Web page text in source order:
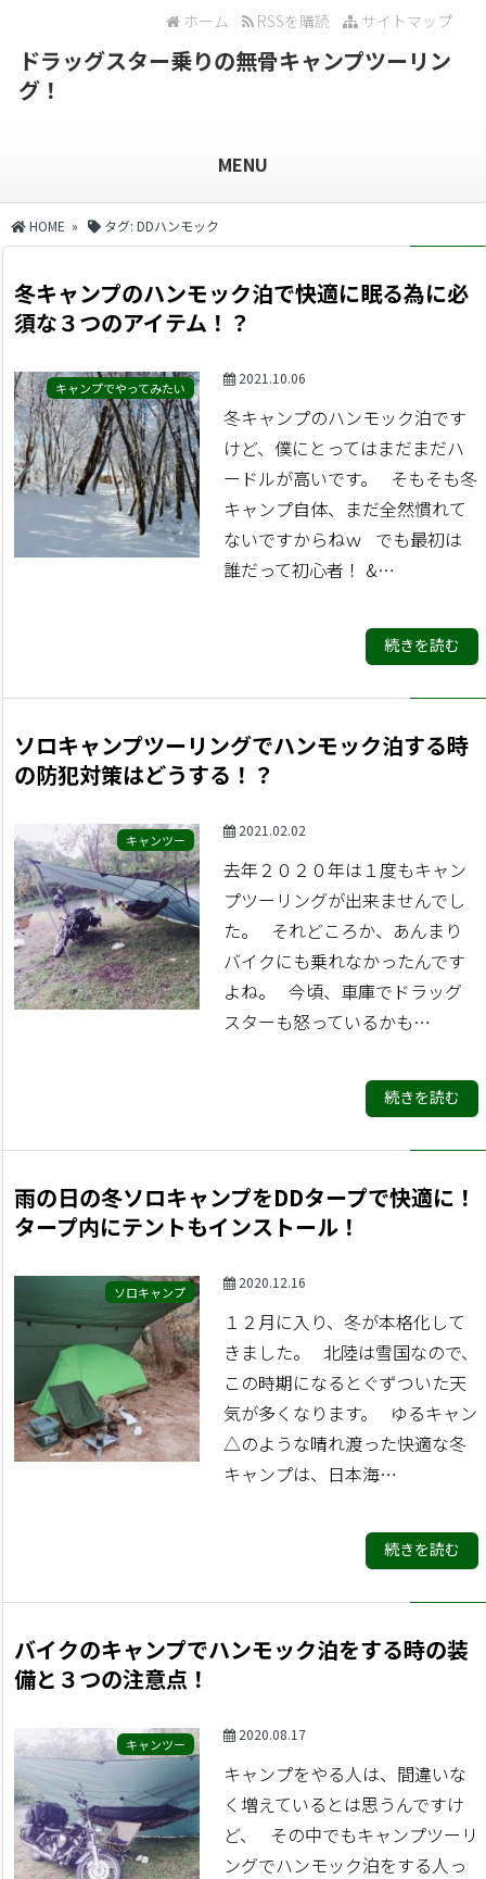
サイトマップ
RSSを購読
ホーム
ドラッグスター乗りの無骨キャンプツーリン
グ！
MENU
HOME » タグ: DDハンモック
冬キャンプのハンモック泊で快適に眠る為に必
須な３つのアイテム！？
キャンプでやってみたい
2021.10.06
冬キャンプのハンモック泊です
けど、僕にとってはまだまだハ
ードルが高いです。 そもそも冬
キャンプ自体、まだ全然慣れて
ないですからねｗ でも最初は
誰だって初心者！ &…
続きを読む
ソロキャンプツーリングでハンモック泊する時
の防犯対策はどうする！？
キャンツー
2021.02.02
去年２０２０年は１度もキャン
プツーリングが出来ませんでし
た。 それどころか、あんまり
バイクにも乗れなかったんです
よね。 今頃、車庫でドラッグ
スターも怒っているかも…
続きを読む
雨の日の冬ソロキャンプをDDタープで快適に！
タープ内にテントもインストール！
ソロキャンプ
2020.12.16
１２月に入り、冬が本格化して
きました。 北陸は雪国なので、
この時期になるとぐずついた天
気が多くなります。 ゆるキャン
△のような晴れ渡った快適な冬
キャンプは、日本海…
続きを読む
バイクのキャンプでハンモック泊をする時の装
備と３つの注意点！
キャンツー
2020.08.17
キャンプをやる人は、間違いな
く増えているとは思うんですけ
ど、 その中でもキャンプツーリ
ングでハンモック泊をする人っ